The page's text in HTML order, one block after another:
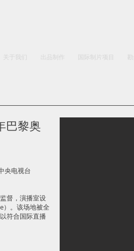
关于我们 出品制作 国际制片项目
巴黎奥
央电视台
督，演播室设
）。该场地被全
符合国际直播